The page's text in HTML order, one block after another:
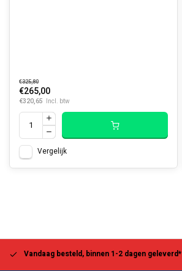
€325,80
€265,00
€320,65 Incl. btw
Vergelijk
Vandaag besteld, binnen 1-2 dagen geleverd*